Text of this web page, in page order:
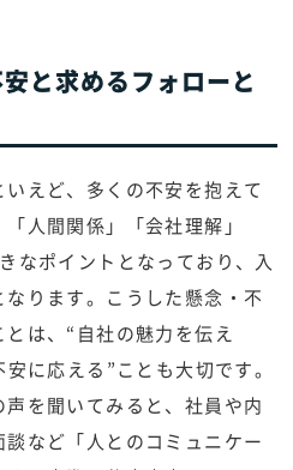
と求めるフォローと
えど、多くの不安を抱えて
人間関係」「会社理解」
なポイントとなっており、入
ります。こうした懸念・不
は、“自社の魅力を伝え
に応える”ことも大切です。
を聞いてみると、社員や内
など「人とのコミュニケー